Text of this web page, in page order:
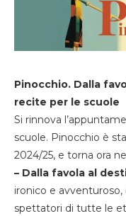
Pinocchio. Dalla
recite per le scuole
Si rinnova
scuole. Pinocchio è
2024/25, e torna ora
– Dalla favola al
ironico e
spettatori di tutte le